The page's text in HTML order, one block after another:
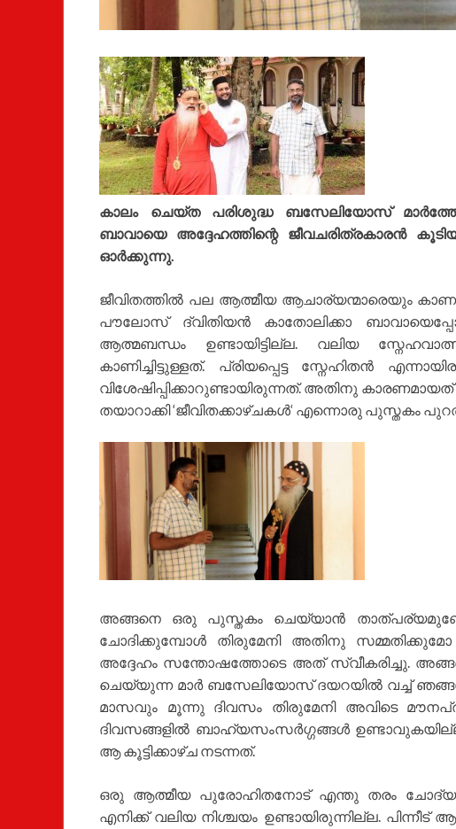
കാലം ചെയ്ത പരിശുദ്ധ ബസേലിയോസ്
ബാവായെ അദ്ദേഹത്തിന്റെ ജീവചരിത്രകാരൻ
ഓർക്കുന്നു.
ജീവിതത്തിൽ പല ആത്മീയ ആചാര്യന്മാരെയും
പൗലോസ് ദ്വിതിയൻ കാതോലിക്കാ
ആത്മബന്ധം ഉണ്ടായിട്ടില്ല. വലിയ
കാണിച്ചിട്ടുള്ളത്. പ്രിയപ്പെട്ട സ്നേഹിതൻ
വിശേഷിപ്പിക്കാറുണ്ടായിരുന്നത്. അതിനു
തയാറാക്കി ‘ജീവിതക്കാഴ്ചകൾ‘ എന്നൊരു പുസ്തകം
അങ്ങനെ ഒരു പുസ്തകം ചെയ്യാൻ
ചോദിക്കുമ്പോൾ തിരുമേനി അതിനു
അദ്ദേഹം സന്തോഷത്തോടെ അത് സ്വീകരിച്ചു.
ചെയ്യുന്ന മാർ ബസേലിയോസ് ദയറയിൽ വച്ച്
മാസവും മൂന്നു ദിവസം തിരുമേനി അവിടെ
ദിവസങ്ങളിൽ ബാഹ്യസംസർഗ്ഗങ്ങൾ
ആ കൂട്ടിക്കാഴ്ച നടന്നത്.
ഒരു ആത്മീയ പുരോഹിതനോട് എന്തു തരം
എനിക്ക് വലിയ നിശ്ചയം ഉണ്ടായിരുന്നില്ല.